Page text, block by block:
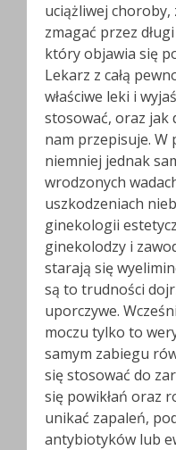
uciążliwej
zmagać przez
który objawia się
Lekarz z całą
właściwe leki i
stosować, oraz jak
nam przepisuje. W
niemniej jednak
wrodzonych
uszkodzeniach
ginekologii
ginekolodzy i
starają się
są to trudności
uporczywe.
moczu tylko to
samym zabiegu
się stosować do
się powikłań oraz
unikać zapaleń,
antybiotyków lub